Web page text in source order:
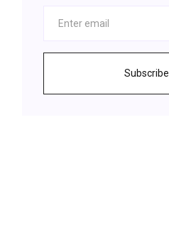
Subscribe